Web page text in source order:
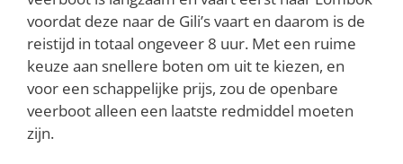
voordat deze naar de Gili’s vaart en daarom is de
reistijd in totaal ongeveer 8 uur. Met een ruime
keuze aan snellere boten om uit te kiezen, en
voor een schappelijke prijs, zou de openbare
veerboot alleen een laatste redmiddel moeten
zijn.